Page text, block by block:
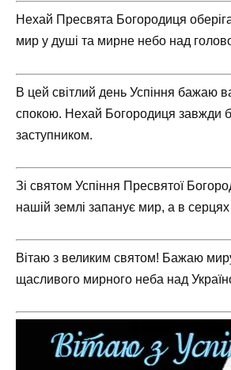
Нехай Пресвята Богородиця
мир у душі та мирне небо над
В цей світлий день Успіння бажаю
спокою. Нехай Богородиця завжди
заступником.
Зі святом Успіння Пресвятої
нашій землі запанує мир, а в
Вітаю з великим святом! Бажаю
щасливого мирного неба над